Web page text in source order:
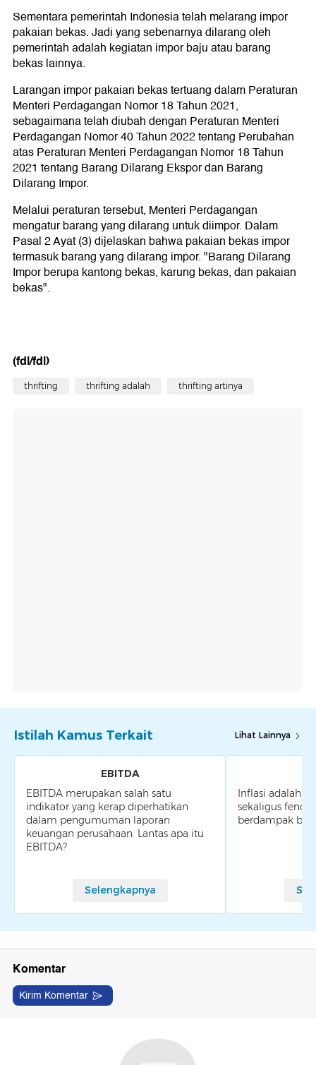
Sementara pemerintah Indonesia telah melarang impor
pakaian bekas. Jadi yang sebenarnya dilarang oleh
pemerintah adalah kegiatan impor baju atau barang
bekas lainnya.
Larangan impor pakaian bekas tertuang dalam Peraturan
Menteri Perdagangan Nomor 18 Tahun 2021,
sebagaimana telah diubah dengan Peraturan Menteri
Perdagangan Nomor 40 Tahun 2022 tentang Perubahan
atas Peraturan Menteri Perdagangan Nomor 18 Tahun
2021 tentang Barang Dilarang Ekspor dan Barang
Dilarang Impor.
Melalui peraturan tersebut, Menteri Perdagangan
mengatur barang yang dilarang untuk diimpor. Dalam
Pasal 2 Ayat (3) dijelaskan bahwa pakaian bekas impor
termasuk barang yang dilarang impor. "Barang Dilarang
Impor berupa kantong bekas, karung bekas, dan pakaian
bekas".
(fdl/fdl)
thrifting thrifting adalah thrifting artinya
Istilah Kamus Terkait Lihat Lainnya
EBITDA
EBITDA merupakan salah satu
indikator yang kerap diperhatikan
dalam pengumuman laporan
keuangan perusahaan. Lantas apa itu
EBITDA?
Selengkapnya
Inflasi adalah
sekaligus
berdampak